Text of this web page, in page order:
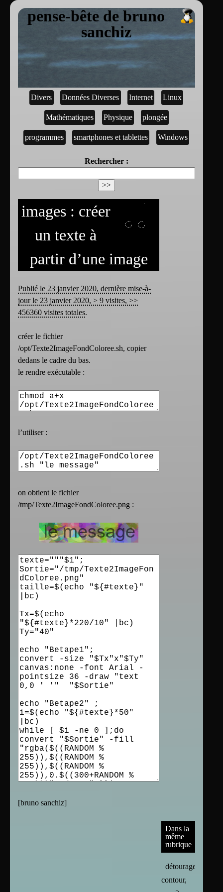
pense-bête de bruno
sanchiz
Divers Données Diverses Internet Linux
Mathématiques Physique plongée
programmes smartphones et tablettes Windows
Rechercher :
images : créer
un texte à
partir d’une image
Publié le 23 janvier 2020, dernière mise-à-
jour le 23 janvier 2020, > 9 visites, >>
456360 visites totales.
créer le fichier
/opt/Texte2ImageFondColoree.sh, copier
dedans le cadre du bas.
le rendre exécutable :
l’utiliser :
on obtient le fichier
/tmp/Texte2ImageFondColoree.png :
[bruno sanchiz]
Dans la
même
rubrique
détourage,
contour,